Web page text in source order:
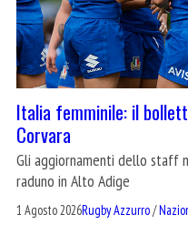
Italia femminile: il
Corvara
Gli aggiornamenti dello staff
raduno in Alto Adige
1 Agosto 2026Rugby Azzurro/